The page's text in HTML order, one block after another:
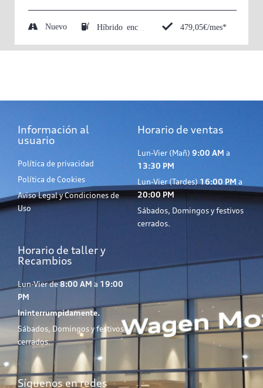
Nuevo 479,05€/mes*
Información al
usuario
Política de privacidad
Política de Cookies
Aviso Legal y Condiciones de
Uso
Horario de ventas
Lun-Vier (Mañ) 9:00 AM a
13:30 PM
Lun-Vier (Tardes)16:00 PM a
20:00 PM
Sábados, Domingos y festivos
cerrados.
Horario de taller y
Recambios
Lun-Vier de8:00 AM a 19:00
PM
Ininterrumpidamente.
Sábados, Domingos y festivos
cerrados.
Síguenos en redes